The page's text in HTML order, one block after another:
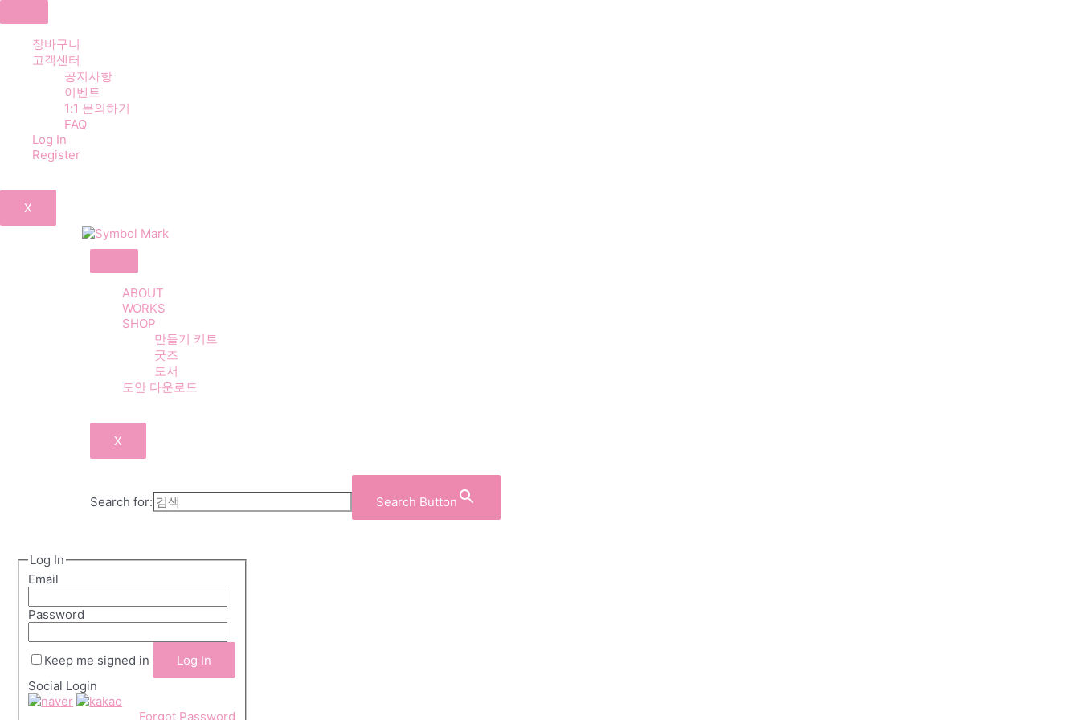
장바구니
고객센터
공지사항
이벤트
1:1 문의하기
FAQ
Log In
Register
X
ABOUT
WORKS
SHOP
만들기 키트
굿즈
도서
도안 다운로드
X
Search for: Search Button
Log In
Email
Password
Keep me signed in
Social Login
Forgot Password